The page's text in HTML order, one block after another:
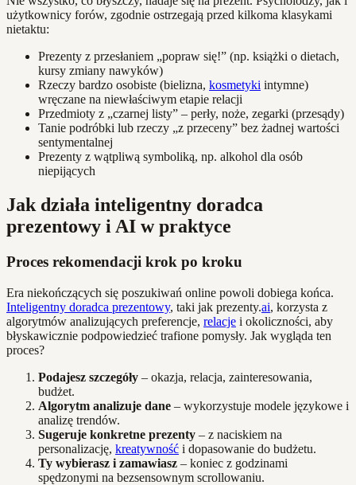
użytkownicy forów, zgodnie ostrzegają przed kilkoma klasykami
nietaktu:
Prezenty z przesłaniem „popraw się!” (np. książki o dietach,
kursy zmiany nawyków)
Rzeczy bardzo osobiste (bielizna, kosmetyki intymne)
wręczane na niewłaściwym etapie relacji
Przedmioty z „czarnej listy” – perły, noże, zegarki (przesądy)
Tanie podróbki lub rzeczy „z przeceny” bez żadnej wartości
sentymentalnej
Prezenty z wątpliwą symboliką, np. alkohol dla osób
niepijących
Jak działa inteligentny doradca
prezentowy i AI w praktyce
Proces rekomendacji krok po kroku
Era niekończących się poszukiwań online powoli dobiega końca.
Inteligentny doradca prezentowy, taki jak prezenty.ai, korzysta z
algorytmów analizujących preferencje, relacje i okoliczności, aby
błyskawicznie podpowiedzieć trafione pomysły. Jak wygląda ten
proces?
Podajesz szczegóły – okazja, relacja, zainteresowania,
budżet.
Algorytm analizuje dane – wykorzystuje modele językowe i
analizę trendów.
Sugeruje konkretne prezenty – z naciskiem na
personalizację, kreatywność i dopasowanie do budżetu.
Ty wybierasz i zamawiasz – koniec z godzinami
spędzonymi na bezsensownym scrollowaniu.